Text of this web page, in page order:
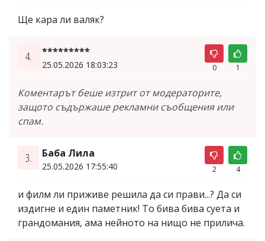
Ще кара ли валяк?
4. *********
25.05.2026 18:03:23 0 1
Коментарът беше изтрит от модераторите,
защото съдържаше рекламни съобщения или
спам.
3. Баба Лила
25.05.2026 17:55:40 2 4
и филм ли приживе решила да си прави...? Да си
издигне и един паметник! То бива бива суета и
грандомания, ама нейното на нищо не прилича.